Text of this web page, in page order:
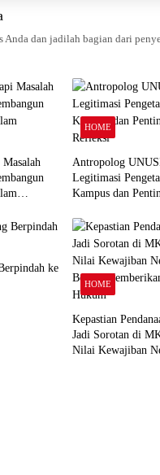
dan jadilah bagian dari
HOME
Antropolog
Legitimasi
Kampus dan
ke
HOME
Kepastian
Jadi Sorotan di
Nilai Kewajiban